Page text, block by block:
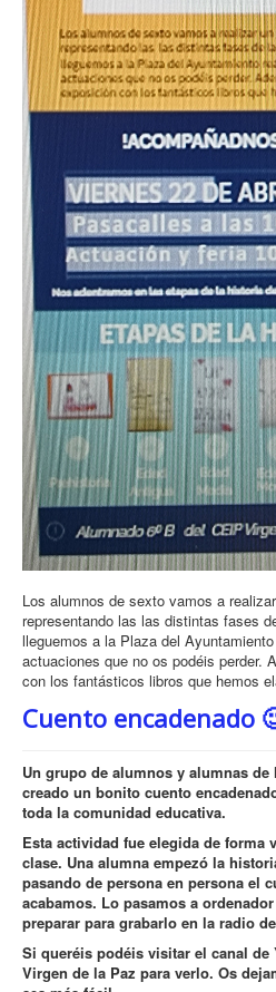
Los alumnos de sexto vamos a
representando las las distintas fases
lleguemos a la Plaza del
actuaciones que no os podéis perder.
con los fantásticos libros que hemos
Cuento encadenado
Un grupo de alumnos y alumnas de
creado un bonito cuento
toda la comunidad educativa.
Esta actividad fue elegida de forma
clase. Una alumna empezó la
pasando de persona en persona el
acabamos. Lo pasamos a
preparar para grabarlo en la radio
Si queréis podéis visitar el canal de
Virgen de la Paz para verlo. Os